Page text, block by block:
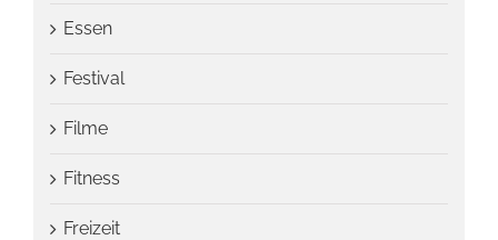
Essen
Festival
Filme
Fitness
Freizeit